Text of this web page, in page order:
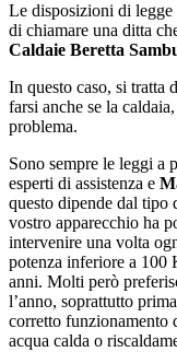
Le disposizioni di
di chiamare una ditta
Caldaie Beretta
In questo caso, si tratta
farsi anche se la
problema.
Sono sempre le leggi a
esperti di assistenza e
questo dipende dal tipo
vostro apparecchio ha
intervenire una volta
potenza inferiore a 100
anni. Molti però
l’anno, soprattutto
corretto funzionamento
acqua calda o